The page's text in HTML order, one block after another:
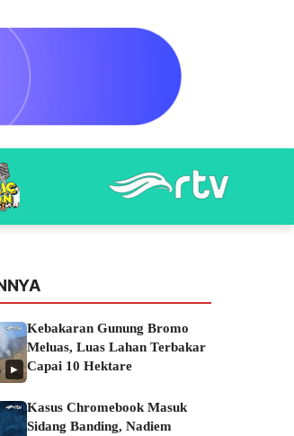
▶
Kebakaran Gunung Bromo
Meluas, Luas Lahan Terbakar
Capai 10 Hektare
Kasus Chromebook Masuk
Sidang Banding, Nadiem